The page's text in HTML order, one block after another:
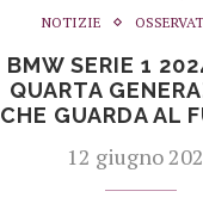
NOTIZIE
BMW SERIE 1
QUARTA
CHE GUARDA AL
12 giugno